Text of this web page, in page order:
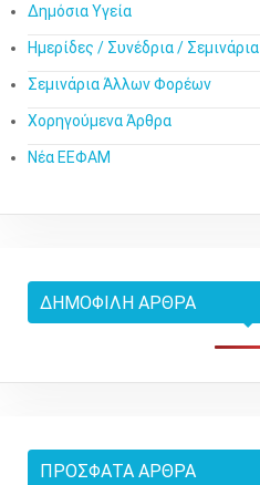
Δημόσια Υγεία
Ημερίδες / Συνέδρια / Σεμινάρια
Σεμινάρια Άλλων Φορέων
Χορηγούμενα Άρθρα
Νέα ΕΕΦΑΜ
ΔΗΜΟΦΙΛΉ ΆΡΘΡΑ
ΠΡΌΣΦΑΤΑ ΆΡΘΡΑ